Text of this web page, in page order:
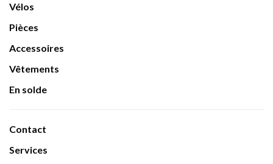
Vélos
Pièces
Accessoires
Vêtements
En solde
Contact
Services